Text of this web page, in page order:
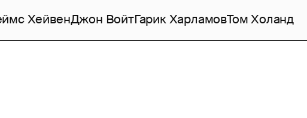
ХейвенДжон ВойтГарик ХарламовТом Холанд